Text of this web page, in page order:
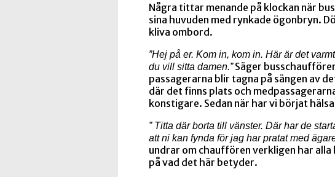
Några tittar menande på klockan när
sina huvuden med rynkade ögonbryn.
kliva ombord.
”Hej på er. Kom in, kom in. Här är det
du vill sitta damen.”Säger
passagerarna blir tagna på sängen av
där det finns plats och
konstigare. Sedan när har vi börjat
” Titta där borta till vänster. Där har de
att ni kan fynda för jag har pratat med
undrar om chauffören verkligen har alla
på vad det här betyder.